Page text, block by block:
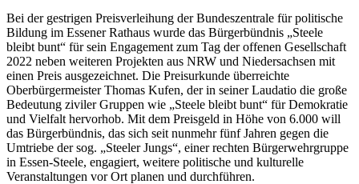
Bei der gestrigen Preisverleihung der Bundeszentrale für politische
Bildung im Essener Rathaus wurde das Bürgerbündnis „Steele
bleibt bunt“ für sein Engagement zum Tag der offenen Gesellschaft
2022 neben weiteren Projekten aus NRW und Niedersachsen mit
einen Preis ausgezeichnet. Die Preisurkunde überreichte
Oberbürgermeister Thomas Kufen, der in seiner Laudatio die große
Bedeutung ziviler Gruppen wie „Steele bleibt bunt“ für Demokratie
und Vielfalt hervorhob. Mit dem Preisgeld in Höhe von 6.000 will
das Bürgerbündnis, das sich seit nunmehr fünf Jahren gegen die
Umtriebe der sog. „Steeler Jungs“, einer rechten Bürgerwehrgruppe
in Essen-Steele, engagiert, weitere politische und kulturelle
Veranstaltungen vor Ort planen und durchführen.